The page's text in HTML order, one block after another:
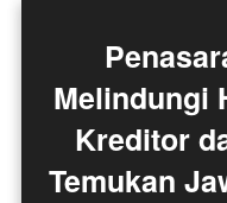
Melindungi
Kreditor
Temukan